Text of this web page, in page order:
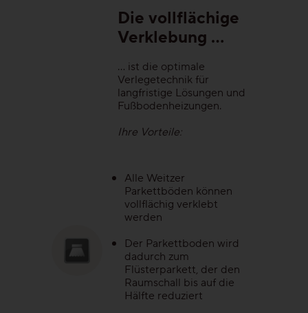
Für die Ewigkeit gemacht
Wertvoll & leistbar
Gut für die Umwelt
Holz regional aus Europa
Dielen-Optik
Stab-Optik
Die vollflächige
Verklebung …
… ist die optimale
Verlegetechnik für
langfristige Lösungen und
Fußbodenheizungen.
Ihre Vorteile:
Alle Weitzer
Parkettböden können
vollflächig verklebt
werden
Der Parkettboden wird
dadurch zum
Flüsterparkett, der den
Raumschall bis auf die
Hälfte reduziert